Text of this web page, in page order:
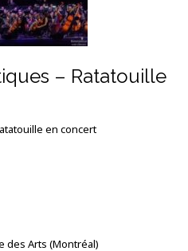
– Ratatouille
en concert
des Arts (Montréal)